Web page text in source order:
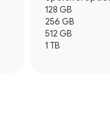
128 GB
256 GB
512 GB
1 TB